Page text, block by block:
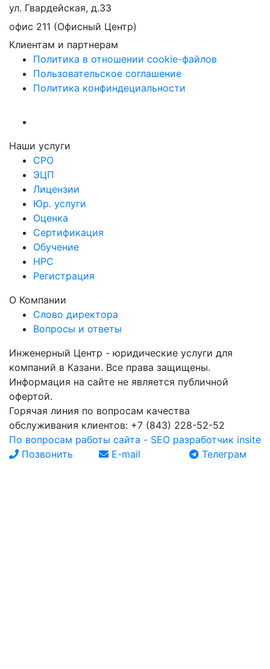
ул. Гвардейская, д.33
офис 211 (Офисный Центр)
Клиентам и партнерам
Политика в отношении cookie-файлов
Пользовательское соглашение
Политика конфиндециальности
Наши услуги
СРО
ЭЦП
Лицензии
Юр. услуги
Оценка
Сертификация
Обучение
НРС
Регистрация
О Компании
Слово директора
Вопросы и ответы
Инженерный Центр - юридические услуги для
компаний в Казани. Все права защищены.
Информация на сайте не является публичной
офертой.
Горячая линия по вопросам качества
обслуживания клиентов: +7 (843) 228-52-52
По вопросам работы сайта - SEO разработчик insite
Позвонить
E-mail Телеграм